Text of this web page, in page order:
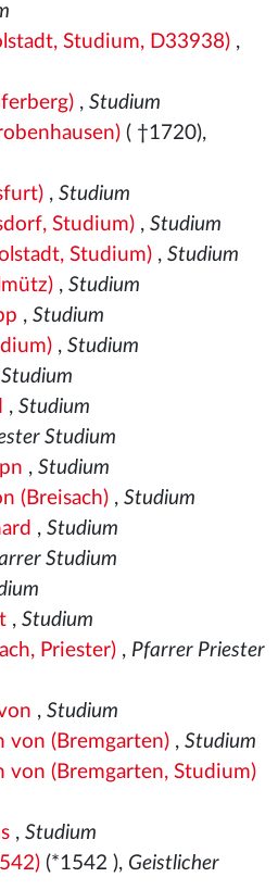
Studium, D33938),
, Studium
( †1720),
, Studium
Studium), Studium
Studium), Studium
, Studium
, Studium
, Studium
Studium
, Studium
Studium
, Studium
(Breisach), Studium
, Studium
Studium
, Studium
Priester), Pfarrer Priester
, Studium
von (Bremgarten), Studium
von (Bremgarten, Studium)
, Studium
(*1542 ), Geistlicher